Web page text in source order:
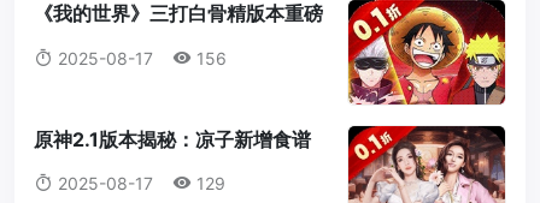
《我的世界》三打白骨精版本重磅
来袭：天赋点系统全解析，打造属
于你的最强冒险者！
2025-08-17 156
原神2.1版本揭秘：凉子新增食谱
与隐藏料理全解析
2025-08-17 129